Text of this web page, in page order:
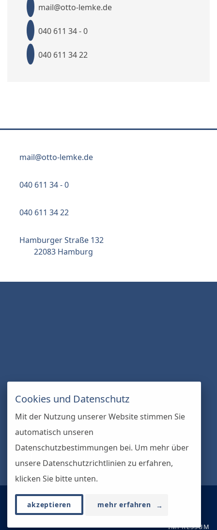
Cookies und Datenschutz
Mit der Nutzung unserer Website stimmen Sie
automatisch unseren
Datenschutzbestimmungen bei. Um mehr über
unsere Datenschutzrichtlinien zu erfahren,
klicken Sie bitte unten.
akzeptieren mehr erfahren →
mail@otto-lemke.de
040 611 34 - 0
040 611 34 22
mail@otto-lemke.de
040 611 34 - 0
040 611 34 22
Hamburger Straße 132
22083 Hamburg
IMPRESSUM